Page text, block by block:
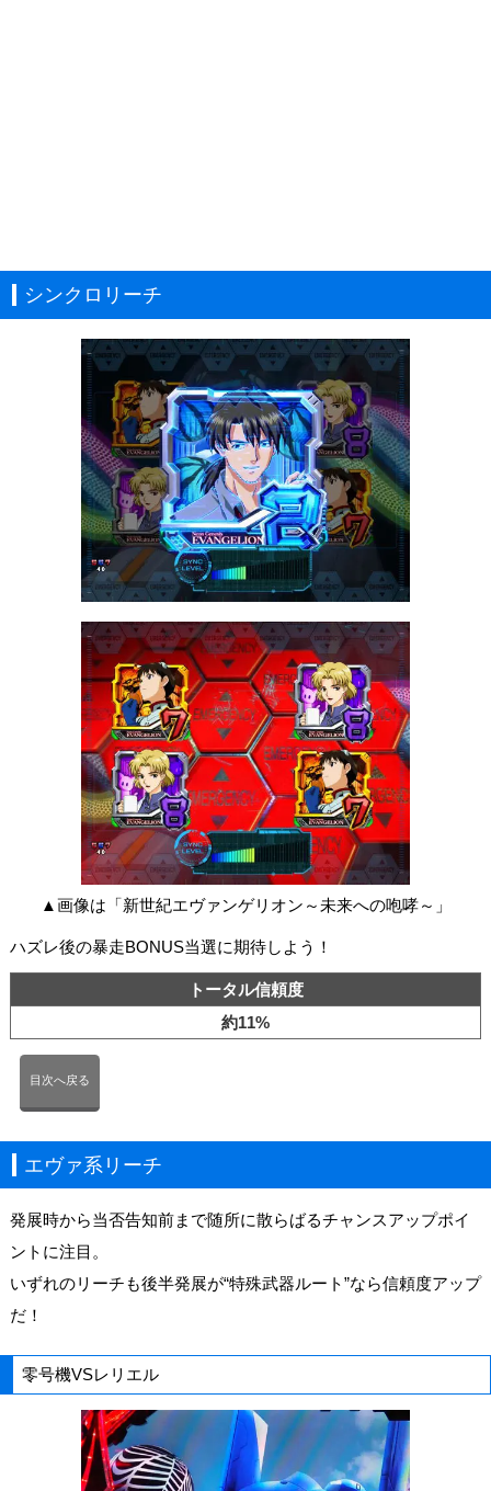
シンクロリーチ
▲画像は「新世紀エヴァンゲリオン～未来への咆哮～」
ハズレ後の暴走BONUS当選に期待しよう！
トータル信頼度
約11%
目次へ戻る
エヴァ系リーチ
発展時から当否告知前まで随所に散らばるチャンスアップポイ
ントに注目。
いずれのリーチも後半発展が“特殊武器ルート”なら信頼度アップ
だ！
零号機VSレリエル